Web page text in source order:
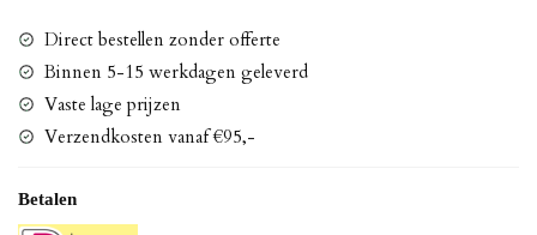
groot
aantal
Direct bestellen zonder offerte
Binnen 5-15 werkdagen geleverd
Vaste lage prijzen
Verzendkosten vanaf €95,-
Betalen